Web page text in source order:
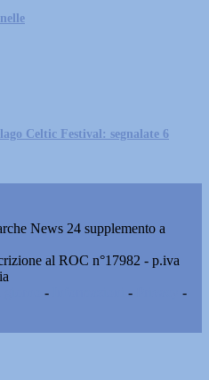
Celtic Festival: segnalate 6
News 24 supplemento a
al ROC n°17982 - p.iva
- -
-